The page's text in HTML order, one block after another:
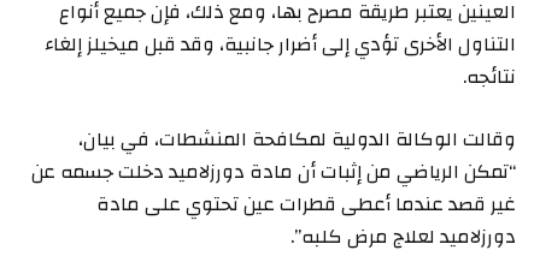
العينين يعتبر طريقة مصرح بها، ومع ذلك، فإن جميع أنواع
التناول الأخرى تؤدي إلى أضرار جانبية، وقد قبل ميخيلز إلغاء
نتائجه.
وقالت الوكالة الدولية لمكافحة المنشطات، في بيان،
“تمكن الرياضي من إثبات أن مادة دورزلامید‭ ‬دخلت جسمه عن
غير قصد عندما أعطى قطرات عين تحتوي على مادة
دورزلامید‭ ‬لعلاج مرض كلبه”.